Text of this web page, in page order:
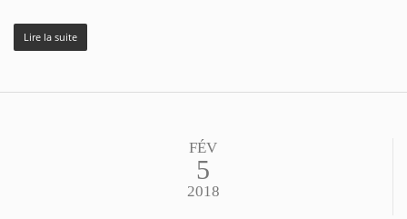
Lire la suite
FÉV
5
2018